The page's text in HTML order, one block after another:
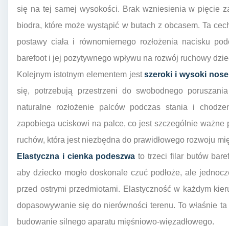
się na tej samej wysokości. Brak wzniesienia w pięcie
biodra, które może wystąpić w butach z obcasem. Ta
postawy ciała i równomiernego rozłożenia nacisku
barefoot i jej pozytywnego wpływu na rozwój ruchowy
Kolejnym istotnym elementem jestszeroki i wysoki
się, potrzebują przestrzeni do swobodnego
naturalne rozłożenie palców podczas stania i
zapobiega uciskowi na palce, co jest szczególnie
ruchów, która jest niezbędna do prawidłowego rozwoju
Elastyczna i cienka podeszwa to trzeci filar butów
aby dziecko mogło doskonale czuć podłoże, ale
przed ostrymi przedmiotami. Elastyczność w każdym
dopasowywanie się do nierówności terenu. To właśnie
budowanie silnego aparatu mięśniowo-więzadłowego.